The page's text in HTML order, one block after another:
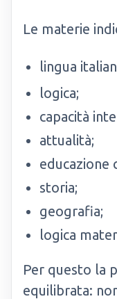
Le materie
lingua
logica;
capacità
attualità;
educazione
storia;
geografia;
logica
Per questo la
equilibrata: